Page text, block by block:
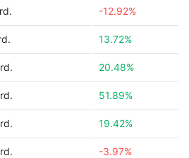
-12.92%
13.72%
20.48%
51.89%
19.42%
-3.97%